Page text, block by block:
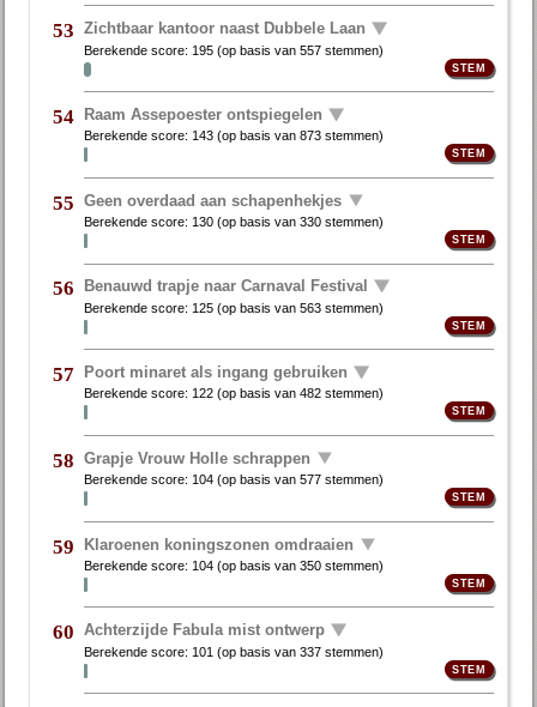
53 Zichtbaar kantoor naast Dubbele Laan
Berekende score: 195 (op basis van557 stemmen)
54 Raam Assepoester ontspiegelen
Berekende score: 143 (op basis van873 stemmen)
55 Geen overdaad aan schapenhekjes
Berekende score: 130 (op basis van330 stemmen)
56 Benauwd trapje naar Carnaval Festival
Berekende score: 125 (op basis van563 stemmen)
57 Poort minaret als ingang gebruiken
Berekende score:122 (op basis van482 stemmen)
58 Grapje Vrouw Holle schrappen
Berekende score: 104 (op basis van577 stemmen)
59 Klaroenen koningszonen omdraaien
Berekende score: 104 (op basis van350 stemmen)
60 Achterzijde Fabula mist ontwerp
Berekende score: 101 (op basis van337 stemmen)